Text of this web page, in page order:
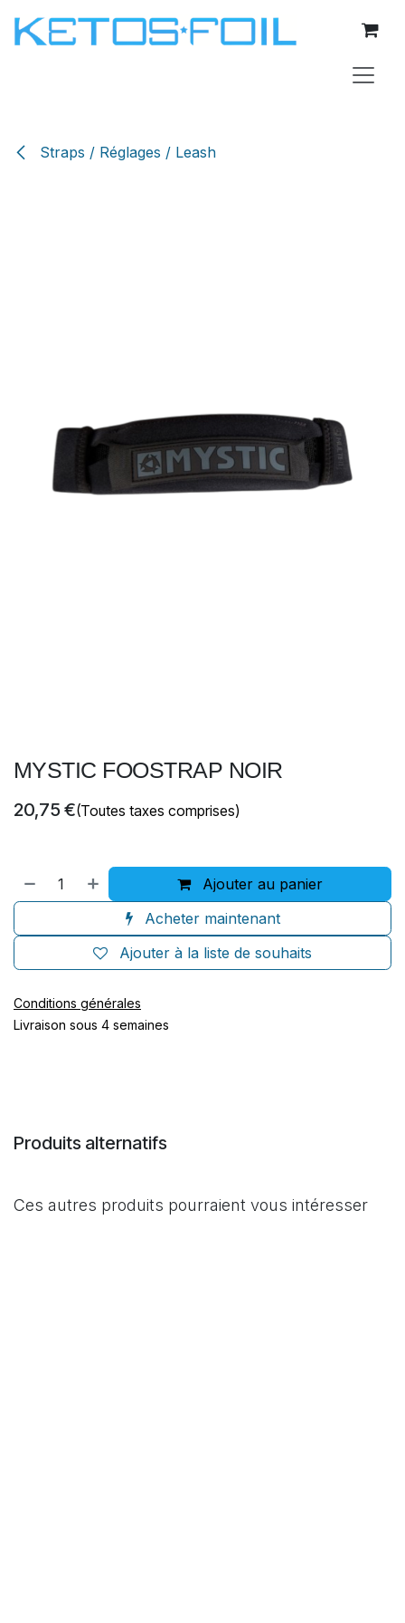
Straps / Réglages / Leash
MYSTIC FOOSTRAP NOIR
20,75 €(Toutes taxes comprises)
Ajouter au panier
Acheter maintenant
Ajouter à la liste de souhaits
Conditions générales
Livraison sous 4 semaines
Produits alternatifs
Ces autres produits pourraient vous intéresser